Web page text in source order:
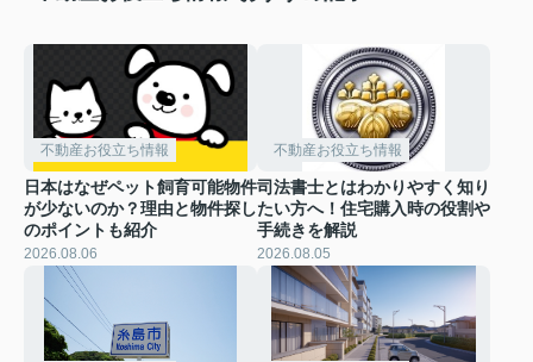
不動産お役立ち情報
日本はなぜペット飼育可能物件
が少ないのか？理由と物件探し
のポイントも紹介
2026.08.06
不動産お役立ち情報
司法書士とはわかりやすく知り
たい方へ！住宅購入時の役割や
手続きを解説
2026.08.05